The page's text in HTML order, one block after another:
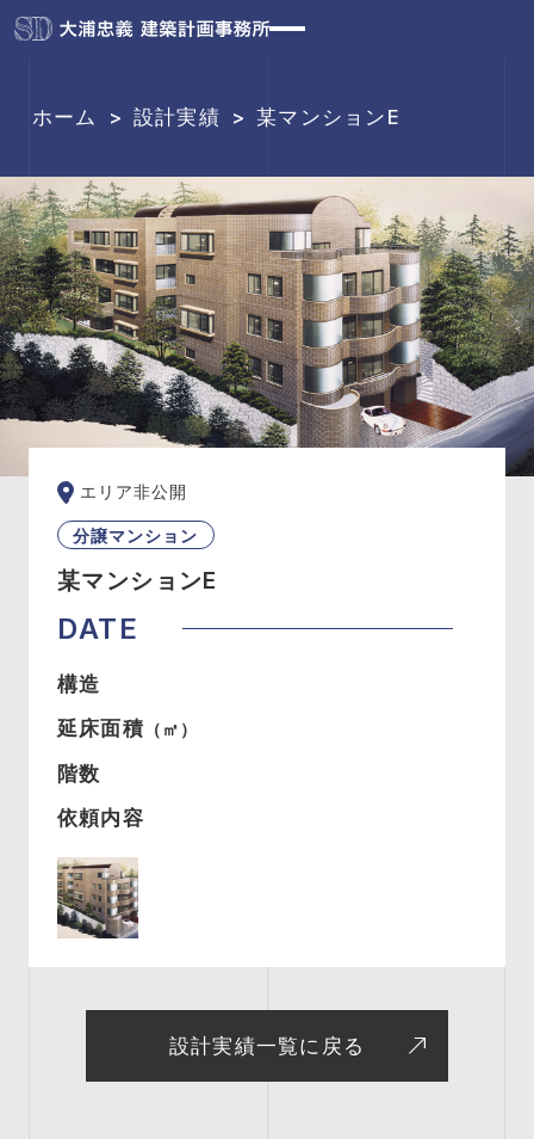
ホーム > 設計実績 > 某マンションE
エリア非公開
分譲マンション
某マンションE
DATE
構造
延床面積（㎡）
階数
依頼内容
設計実績一覧に戻る